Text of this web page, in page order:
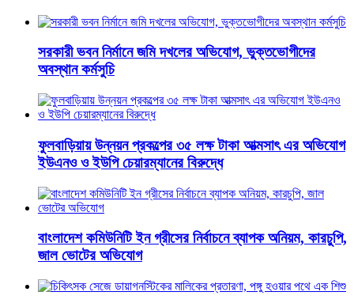
সরকারী ভবন নির্মানে জমি দখলের অভিযোগ, ভুক্তভোগীদের
অবস্থান কর্মসুচি
ফুলবাড়িয়ায় উন্নয়ন প্রকল্পের ৩৫ লক্ষ টাকা আত্মসাৎ এর অভিযোগ
ইউএনও ও ইউপি চেয়ারম্যানের বিরুদ্ধে
বাংলাদেশ কমিউনিটি ইন গ্রীসের নির্বাচনে ব্যাপক অনিয়ম, কারচুপি,
জাল ভোটের অভিযোগ